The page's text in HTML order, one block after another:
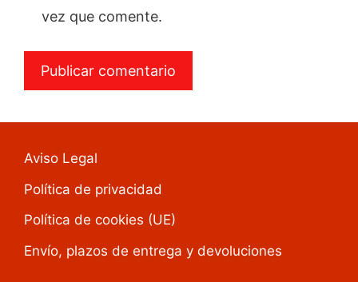
vez que comente.
Aviso Legal
Política de privacidad
Política de cookies (UE)
Envío, plazos de entrega y devoluciones